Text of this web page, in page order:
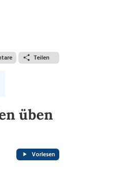
Teilen
üben
Vorlesen